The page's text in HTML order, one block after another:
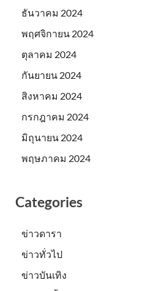
ธันวาคม 2024
พฤศจิกายน 2024
ตุลาคม 2024
กันยายน 2024
สิงหาคม 2024
กรกฎาคม 2024
มิถุนายน 2024
พฤษภาคม 2024
Categories
ข่าวดารา
ข่าวทั่วไป
ข่าวบันเทิง